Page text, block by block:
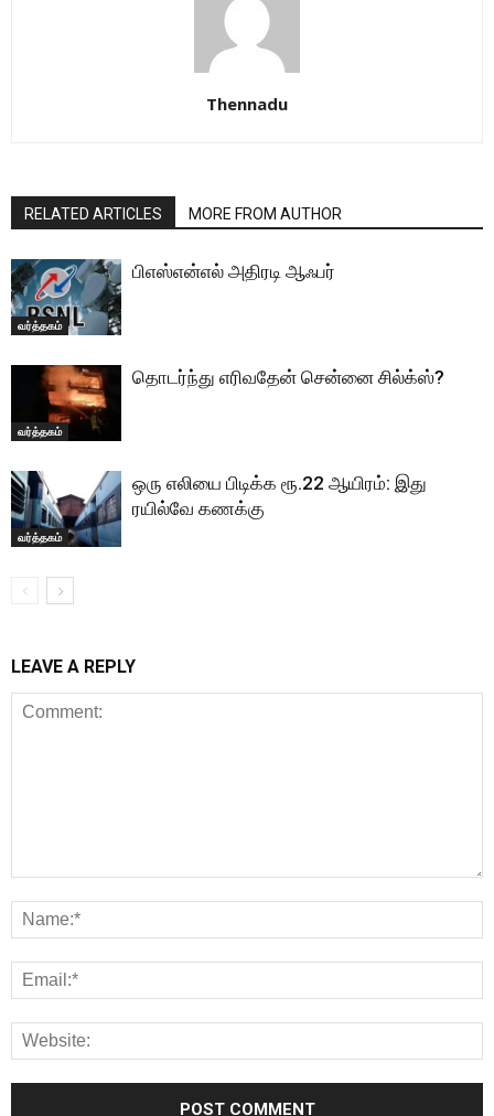
Thennadu
RELATED ARTICLES MORE FROM AUTHOR
வர்த்தகம்
பிஎஸ்என்எல் அதிரடி ஆஃபர்
வர்த்தகம்
தொடர்ந்து எரிவதேன் சென்னை சில்க்ஸ்?
வர்த்தகம்
ஒரு எலியை பிடிக்க ரூ.22 ஆயிரம்: இது
ரயில்வே கணக்கு
LEAVE A REPLY